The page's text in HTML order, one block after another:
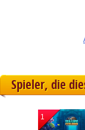
Spieler, die
1